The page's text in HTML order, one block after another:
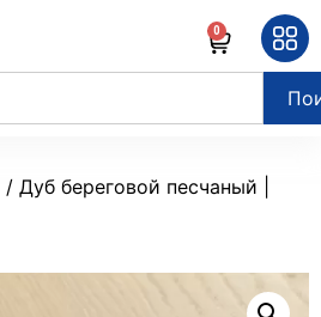
0
/ Дуб береговой песчаный |